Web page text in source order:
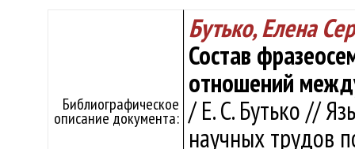
Библиографическое
описание документа:
Бутько, Елена
Состав
отношений
/ Е. С. Бутько //
научных трудов